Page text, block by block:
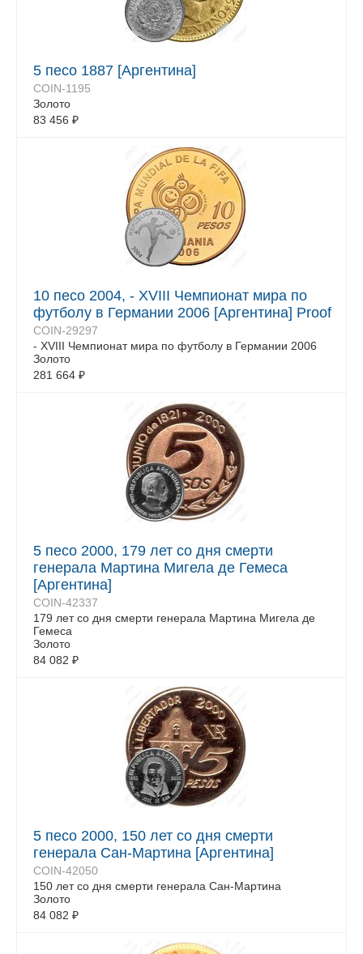
5 песо 1887 [Аргентина]
COIN-1195
Золото
83 456 ₽
10 песо 2004, - XVIII Чемпионат мира по
футболу в Германии 2006 [Аргентина] Proof
COIN-29297
- XVIII Чемпионат мира по футболу в Германии 2006
Золото
281 664 ₽
5 песо 2000, 179 лет со дня смерти
генерала Мартина Мигела де Гемеса
[Аргентина]
COIN-42337
179 лет со дня смерти генерала Мартина Мигела де
Гемеса
Золото
84 082 ₽
5 песо 2000, 150 лет со дня смерти
генерала Сан-Мартина [Аргентина]
COIN-42050
150 лет со дня смерти генерала Сан-Мартина
Золото
84 082 ₽